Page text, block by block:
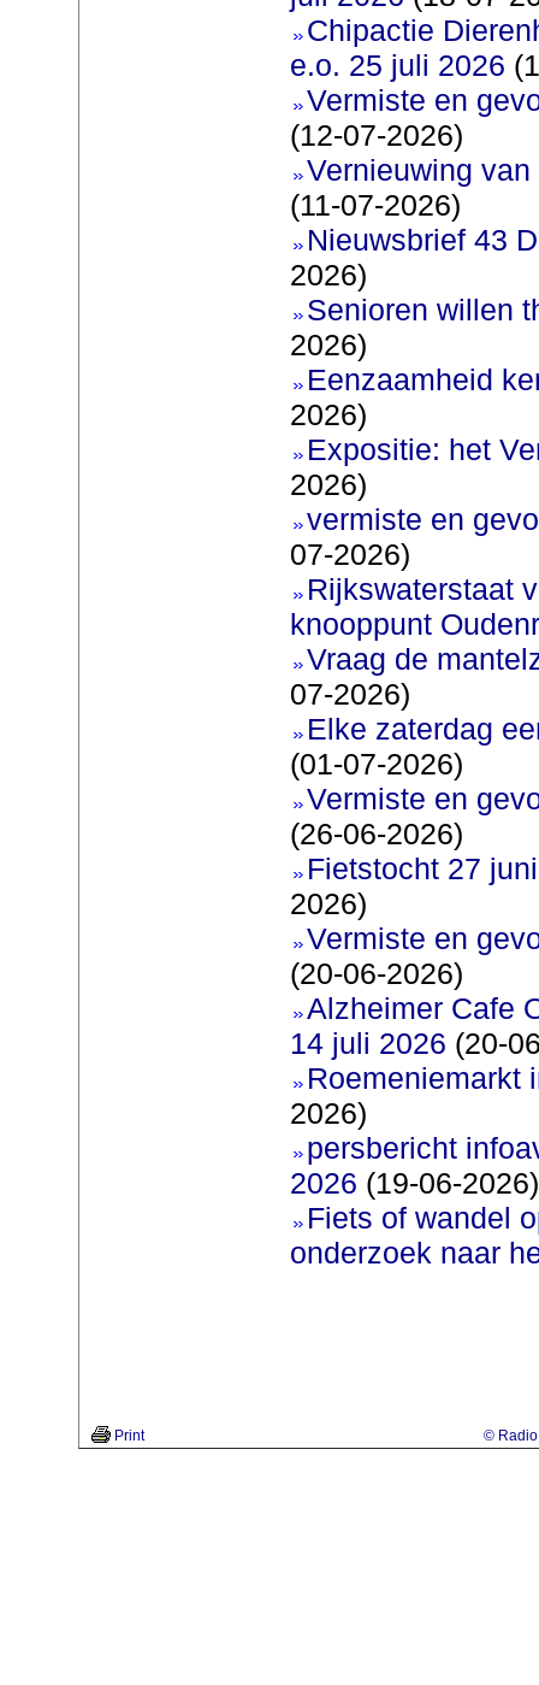
Chipactie
e.o. 25 juli 2026
Vermiste en
(12-07-2026)
Vernieuwing
(11-07-2026)
Nieuwsbrief 43
2026)
Senioren willen
2026)
Eenzaamheid
2026)
Expositie: het
2026)
vermiste en
07-2026)
Rijkswaterstaat
knooppunt
Vraag de
07-2026)
Elke zaterdag
(01-07-2026)
Vermiste en
(26-06-2026)
Fietstocht 27
2026)
Vermiste en
(20-06-2026)
Alzheimer Cafe
14 juli 2026 (20-
Roemeniemarkt
2026)
persbericht
2026 (19-06-2026)
Fiets of wandel
onderzoek naar
Print © Radio